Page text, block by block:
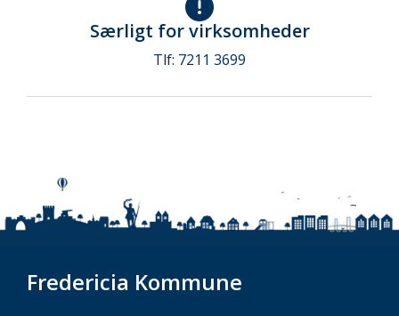
Særligt for virksomheder
Tlf: 7211 3699
Fredericia Kommune